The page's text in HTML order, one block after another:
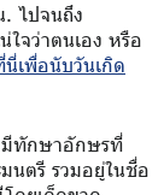
. ไปจนถึง
จว่าตนเอง หรือ
เพื่อนับวันเกิด
มีทักษาอักษรที่
นตรี รวมอยู่ในชื่อ